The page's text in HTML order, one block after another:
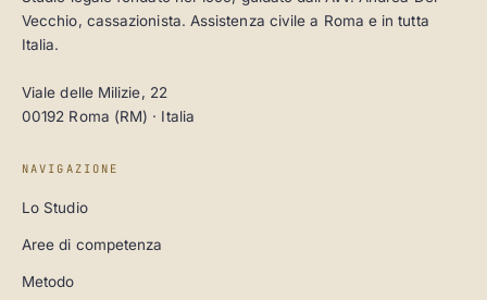
Vecchio, cassazionista. Assistenza civile a Roma e in tutta
Italia.
Viale delle Milizie, 22
00192 Roma (RM) · Italia
NAVIGAZIONE
Lo Studio
Aree di competenza
Metodo